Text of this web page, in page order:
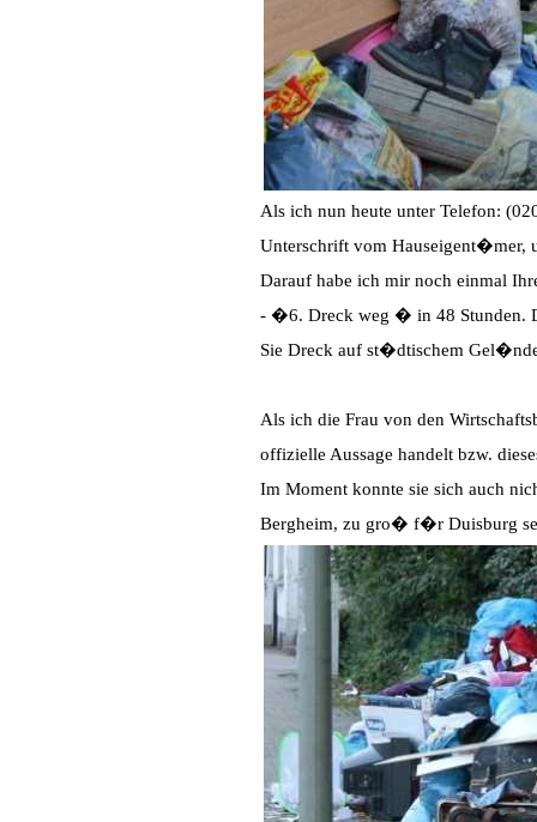
Als ich nun heute unter Telefon:
Unterschrift vom Hauseigent�mer,
Darauf habe ich mir noch einmal
- �6. Dreck weg � in 48 Stunden.
Sie Dreck auf st�dtischem
Als ich die Frau von den
offizielle Aussage handelt bzw.
Im Moment konnte sie sich auch
Bergheim, zu gro� f�r Duisburg